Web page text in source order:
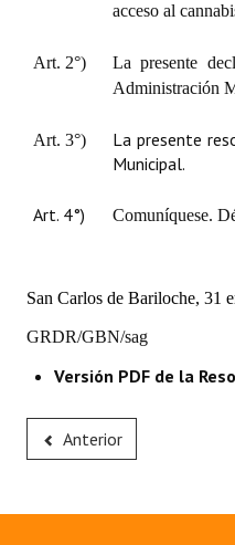
acceso al
Art. 2°)
La presente
Administración
Art. 3°)
La presente
Municipal.
Art. 4°) Comuníquese.
San Carlos de Bariloche, 31
GRDR/GBN/sag
Versión PDF de la
Anterior